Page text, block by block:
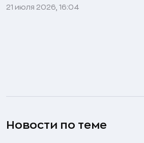
21 июля 2026, 16:04
Новости по теме